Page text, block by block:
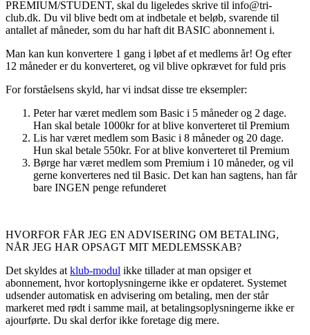
PREMIUM/STUDENT, skal du ligeledes skrive til info@tri-
club.dk. Du vil blive bedt om at indbetale et beløb, svarende til
antallet af måneder, som du har haft dit BASIC abonnement i.
Man kan kun konvertere 1 gang i løbet af et medlems år! Og efter
12 måneder er du konverteret, og vil blive opkrævet for fuld pris
For forståelsens skyld, har vi indsat disse tre eksempler:
Peter har været medlem som Basic i 5 måneder og 2 dage.
Han skal betale 1000kr for at blive konverteret til Premium
Lis har været medlem som Basic i 8 måneder og 20 dage.
Hun skal betale 550kr. For at blive konverteret til Premium
Børge har været medlem som Premium i 10 måneder, og vil
gerne konverteres ned til Basic. Det kan han sagtens, han får
bare INGEN penge refunderet
HVORFOR FÅR JEG EN ADVISERING OM BETALING,
NÅR JEG HAR OPSAGT MIT MEDLEMSSKAB?
Det skyldes at klub-modul ikke tillader at man opsiger et
abonnement, hvor kortoplysningerne ikke er opdateret. Systemet
udsender automatisk en advisering om betaling, men der står
markeret med rødt i samme mail, at betalingsoplysningerne ikke er
ajourførte. Du skal derfor ikke foretage dig mere.